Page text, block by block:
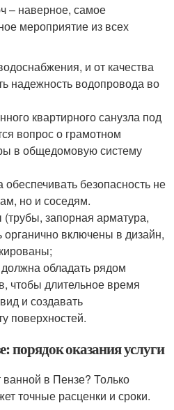
– наверное, самое
мероприятие из всех
и от качества
надежность водопровода во
квартирного санузла под
вопрос о грамотном
в общедомовую систему
безопасность не
но и соседям.
запорная арматура,
включены в дизайн,
обладать рядом
чтобы длительное время
и создавать
поверхностей.
порядок оказания услуги
в Пензе? Только
точные расценки и сроки.